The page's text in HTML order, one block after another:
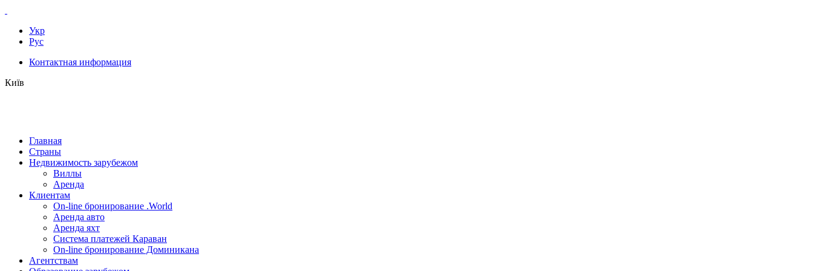
Укр
Рус
Контактная информация
Київ
Главная
Страны
Недвижимость зарубежом
Виллы
Аренда
Клиентам
On-line бронирование .World
Аренда авто
Аренда яхт
Система платежей Караван
On-line бронирование Доминикана
Агентствам